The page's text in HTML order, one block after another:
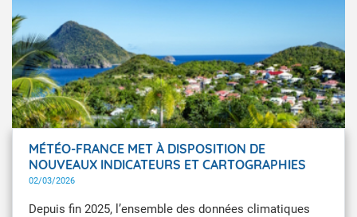
MÉTÉO-FRANCE MET À DISPOSITION DE
NOUVEAUX INDICATEURS ET CARTOGRAPHIES
CLIMATIQUES POUR LES ANTILLES
02/03/2026
Depuis fin 2025, l’ensemble des données climatiques